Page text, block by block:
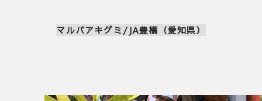
マルバアキグミ/JA豊橋（愛知県）